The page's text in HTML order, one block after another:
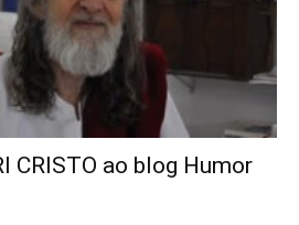
CRISTO ao blog Humor